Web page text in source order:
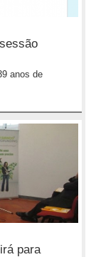
anos de
para